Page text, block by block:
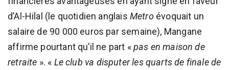
d’Al-Hilal (le quotidien anglais Metroévoquait un
salaire de 90 000 euros par semaine), Mangane
affirme pourtant qu’il ne part «pas en maison de
retraite ». « Le club va disputer les quarts de finale de